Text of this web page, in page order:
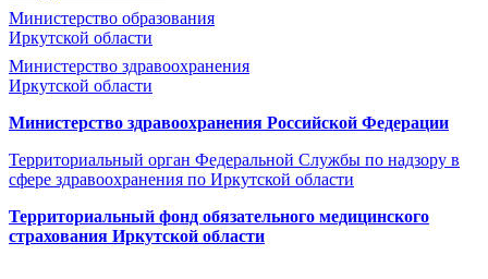
Министерство образования
Иркутской области
Министерство здравоохранения
Иркутской области
Министерство здравоохранения Росcийской Федерации
Территориальный орган Федеральной Службы по надзору в
сфере здравоохранения по Иркутской области
Территориальный фонд обязательного медицинского
страхования Иркутской области